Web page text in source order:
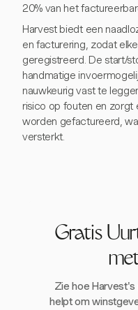
20% van het
Harvest biedt een
en facturering, zodat
geregistreerd. De start/
handmatige
nauwkeurig vast te
risico op fouten en
worden gefactureerd,
versterkt.
Gratis
Zie hoe Harvest's
helpt om